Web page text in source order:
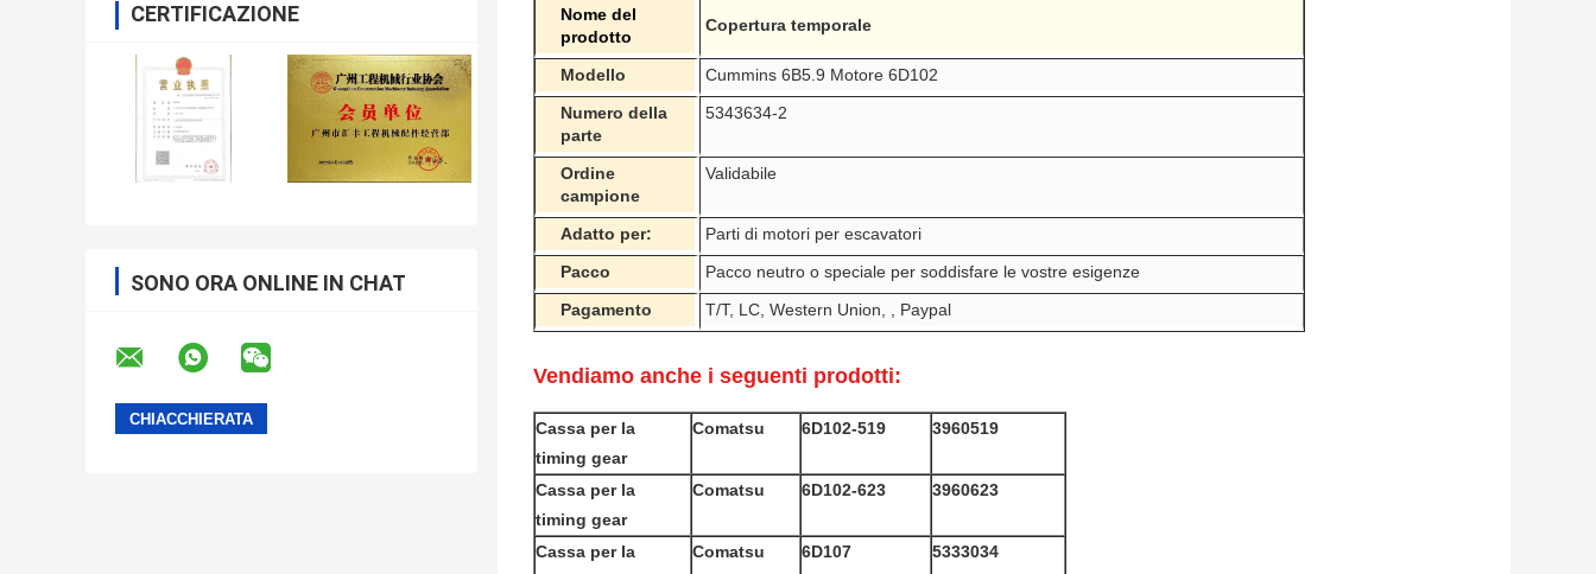
CERTIFICAZIONE
SONO ORA ONLINE IN CHAT
Nome del
prodotto
Copertura temporale
Modello
Cummins 6B5.9 Motore 6D102
Numero della
parte
5343634-2
Ordine
campione
Validabile
Adatto per:
Parti di motori per escavatori
Pacco
Pacco neutro o speciale per soddisfare le vostre esigenze
Pagamento
T/T, LC, Western Union, , Paypal
Vendiamo anche i seguenti prodotti:
Cassa per la
timing gear
Comatsu 6D102-519 3960519
Cassa per la
timing gear
Comatsu 6D102-623 3960623
Cassa per la
Comatsu 6D107 5333034